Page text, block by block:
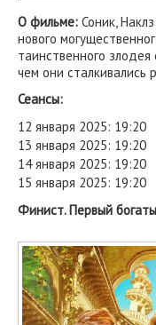
О фильме: Соник,
нового
таинственного
чем они сталкивались
Сеансы:
12 января 2025: 19:20
13 января 2025: 19:20
14 января 2025: 19:20
15 января 2025: 19:20
Финист. Первый